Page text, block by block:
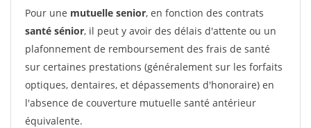
Pour une mutuelle senior, en fonction des contrats
santé sénior, il peut y avoir des délais d'attente ou un
plafonnement de remboursement des frais de santé
sur certaines prestations (généralement sur les forfaits
optiques, dentaires, et dépassements d'honoraire) en
l'absence de couverture mutuelle santé antérieur
équivalente.